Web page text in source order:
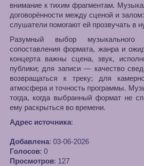
внимание к тихим фрагментам.
договорённости между сценой и
слушатели помогают ей прозвучать в
Разумный выбор
сопоставления формата, жанра и
концерта важны сцена, звук,
публики; для записи — качество
возвращаться к треку; для
атмосфера и точность программы.
тогда, когда выбранный формат не
ему раскрыться во времени.
Адрес источника:
Добавлена: 03-06-2026
Голосов: 0
Просмотров: 127